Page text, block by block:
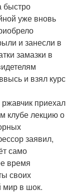
быстро
уже вновь
и занесли в
замазки в
и взял курс
приехал
клубе лекцию о
заявил,
само
время
своих
мир в шок.